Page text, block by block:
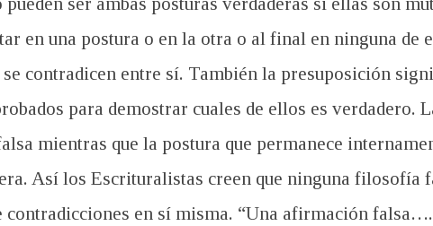
en una postura o en la otra o al final en ninguna de
contradicen entre sí. También la presuposición
para demostrar cuales de ellos es verdadero.
mientras que la postura que permanece
Así los Escrituralistas creen que ninguna filosofía
contradicciones en sí misma. “Una afirmación